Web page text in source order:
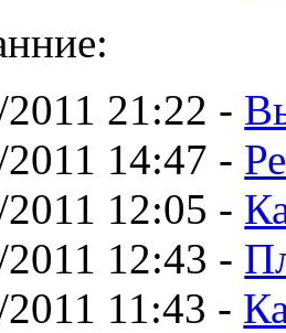
21:22 -
14:47 -
12:05 -
12:43 -
11:43 -